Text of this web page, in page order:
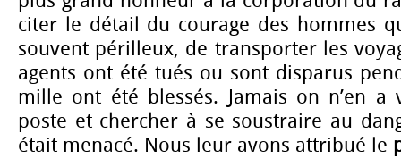
citer le détail du courage des hommes
souvent périlleux, de transporter les
agents ont été tués ou sont disparus
mille ont été blessés. Jamais on n’en a
poste et chercher à se soustraire au
était menacé. Nous leur avons attribué le